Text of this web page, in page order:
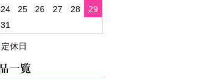
24 25 26 27 28
29
31
定休日